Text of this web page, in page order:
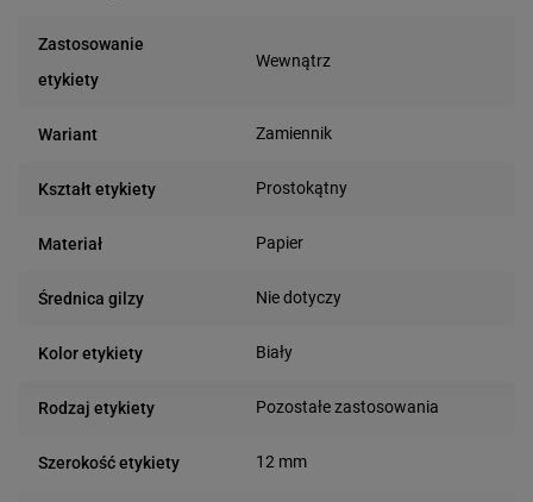
Zastosowanie
etykiety
Wewnątrz
Wariant Zamiennik
Kształt etykiety Prostokątny
Materiał Papier
Średnica gilzy Nie dotyczy
Kolor etykiety Biały
Rodzaj etykiety Pozostałe zastosowania
Szerokość etykiety 12 mm